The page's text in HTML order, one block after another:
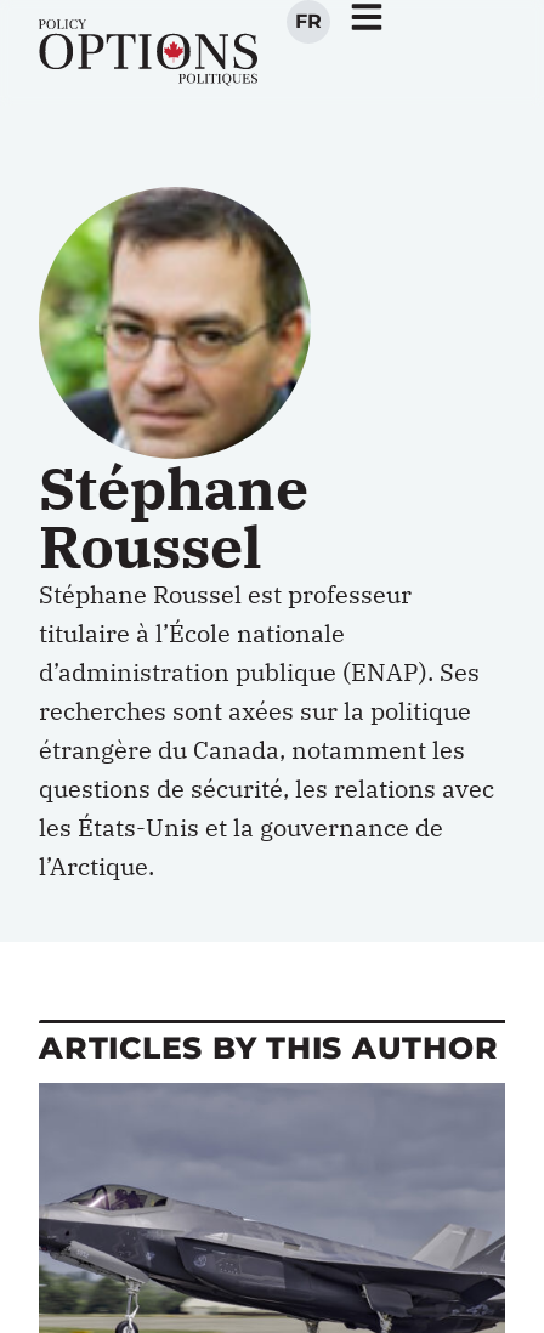
FR
Stéphane
Roussel
Stéphane Roussel est professeur
titulaire à l’École nationale
d’administration publique (ENAP). Ses
recherches sont axées sur la politique
étrangère du Canada, notamment les
questions de sécurité, les relations avec
les États-Unis et la gouvernance de
l’Arctique.
ARTICLES BY THIS AUTHOR